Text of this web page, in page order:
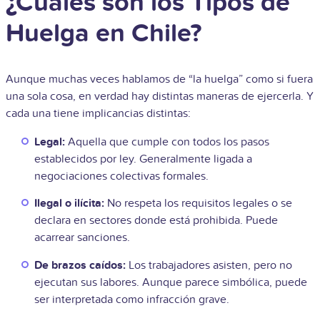
Huelga en Chile?
Aunque muchas veces hablamos de “la huelga” como si fuera
una sola cosa, en verdad hay distintas maneras de ejercerla. Y
cada una tiene implicancias distintas:
Legal: Aquella que cumple con todos los pasos
establecidos por ley. Generalmente ligada a
negociaciones colectivas formales.
Ilegal o ilícita: No respeta los requisitos legales o se
declara en sectores donde está prohibida. Puede
acarrear sanciones.
De brazos caídos: Los trabajadores asisten, pero no
ejecutan sus labores. Aunque parece simbólica, puede
ser interpretada como infracción grave.